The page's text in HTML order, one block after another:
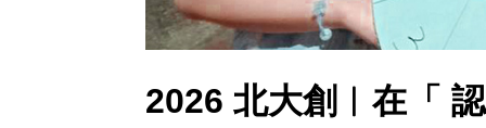
2026 北大創︱在「